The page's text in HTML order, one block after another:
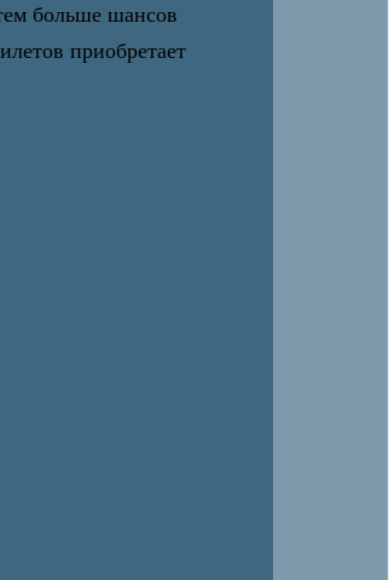
больше шансов
приобретает